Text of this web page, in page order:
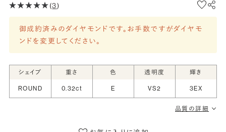
(3)
御成約済みのダイヤモンドです。お手数ですがダイヤモ
ンドを変更してください。
シェイプ 重さ 色 透明度 輝き
ROUND 0.32ct E VS2 3EX
品質の詳細